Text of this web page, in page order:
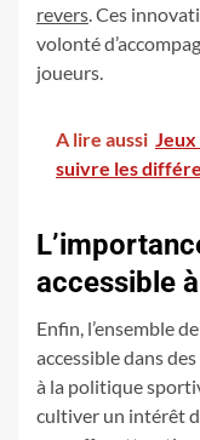
revers. Ces
volonté
joueurs.
A lire aussi
suivre les
accessible
Enfin, l’ensemble
accessible dans
à la politique
cultiver un intérêt